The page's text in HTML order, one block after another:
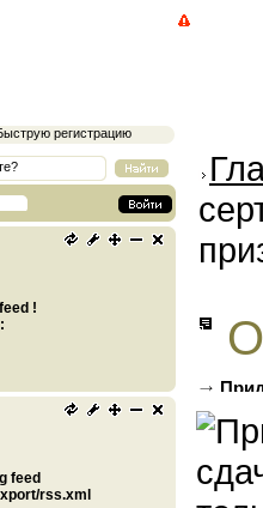
регистрацию
!
feed
rss.xml
только